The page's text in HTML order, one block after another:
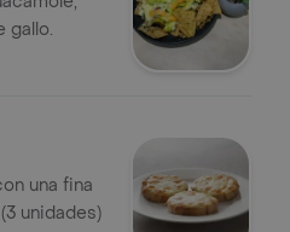
gallo.
una fina
unidades)